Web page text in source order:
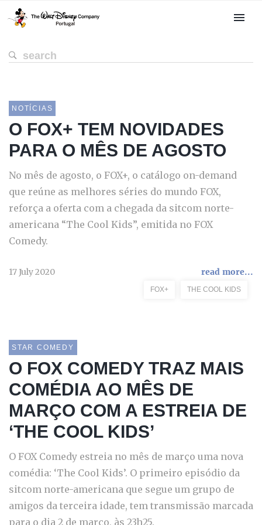
NOTÍCIAS
O FOX+ TEM NOVIDADES
PARA O MÊS DE AGOSTO
No mês de agosto, o FOX+, o catálogo on-demand
que reúne as melhores séries do mundo FOX,
reforça a oferta com a chegada da sitcom norte-
americana “The Cool Kids”, emitida no FOX
Comedy.
17 July 2020 read more...
FOX+ THE COOL KIDS
STAR COMEDY
O FOX COMEDY TRAZ MAIS
COMÉDIA AO MÊS DE
MARÇO COM A ESTREIA DE
‘THE COOL KIDS’
O FOX Comedy estreia no mês de março uma nova
comédia: ‘The Cool Kids’. O primeiro episódio da
sitcom norte-americana que segue um grupo de
amigos da terceira idade, tem transmissão marcada
para o dia 2 de março, às 23h25.